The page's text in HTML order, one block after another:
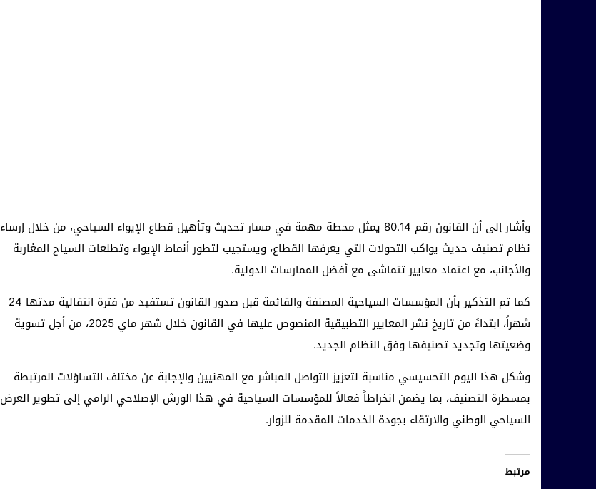
وأشار إلى أن القانون رقم 80.14 يمثل محطة مهمة في مسار تحديث وتأهيل قطاع الإيواء السياحي، من خلال إرساء
نظام تصنيف حديث يواكب التحولات التي يعرفها القطاع، ويستجيب لتطور أنماط الإيواء وتطلعات السياح المغاربة
والأجانب، مع اعتماد معايير تتماشى مع أفضل الممارسات الدولية.
كما تم التذكير بأن المؤسسات السياحية المصنفة والقائمة قبل صدور القانون تستفيد من فترة انتقالية مدتها 24
شهراً، ابتداءً من تاريخ نشر المعايير التطبيقية المنصوص عليها في القانون خلال شهر ماي 2025، من أجل تسوية
وضعيتها وتجديد تصنيفها وفق النظام الجديد.
وشكل هذا اليوم التحسيسي مناسبة لتعزيز التواصل المباشر مع المهنيين والإجابة عن مختلف التساؤلات المرتبطة
بمسطرة التصنيف، بما يضمن انخراطاً فعالاً للمؤسسات السياحية في هذا الورش الإصلاحي الرامي إلى تطوير العرض
السياحي الوطني والارتقاء بجودة الخدمات المقدمة للزوار.
مرتبط